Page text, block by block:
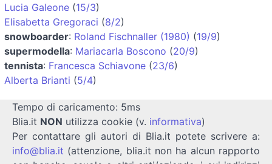
Lucia Galeone (15/3)
Elisabetta Gregoraci (8/2)
snowboarder: Roland Fischnaller (1980) (19/9)
supermodella: Mariacarla Boscono (20/9)
tennista: Francesca Schiavone (23/6)
Alberta Brianti (5/4)
Tempo di caricamento: 5ms
Blia.it NON utilizza cookie (v. informativa)
Per contattare gli autori di Blia.it potete scrivere a:
info@blia.it (attenzione, blia.it non ha alcun rapporto